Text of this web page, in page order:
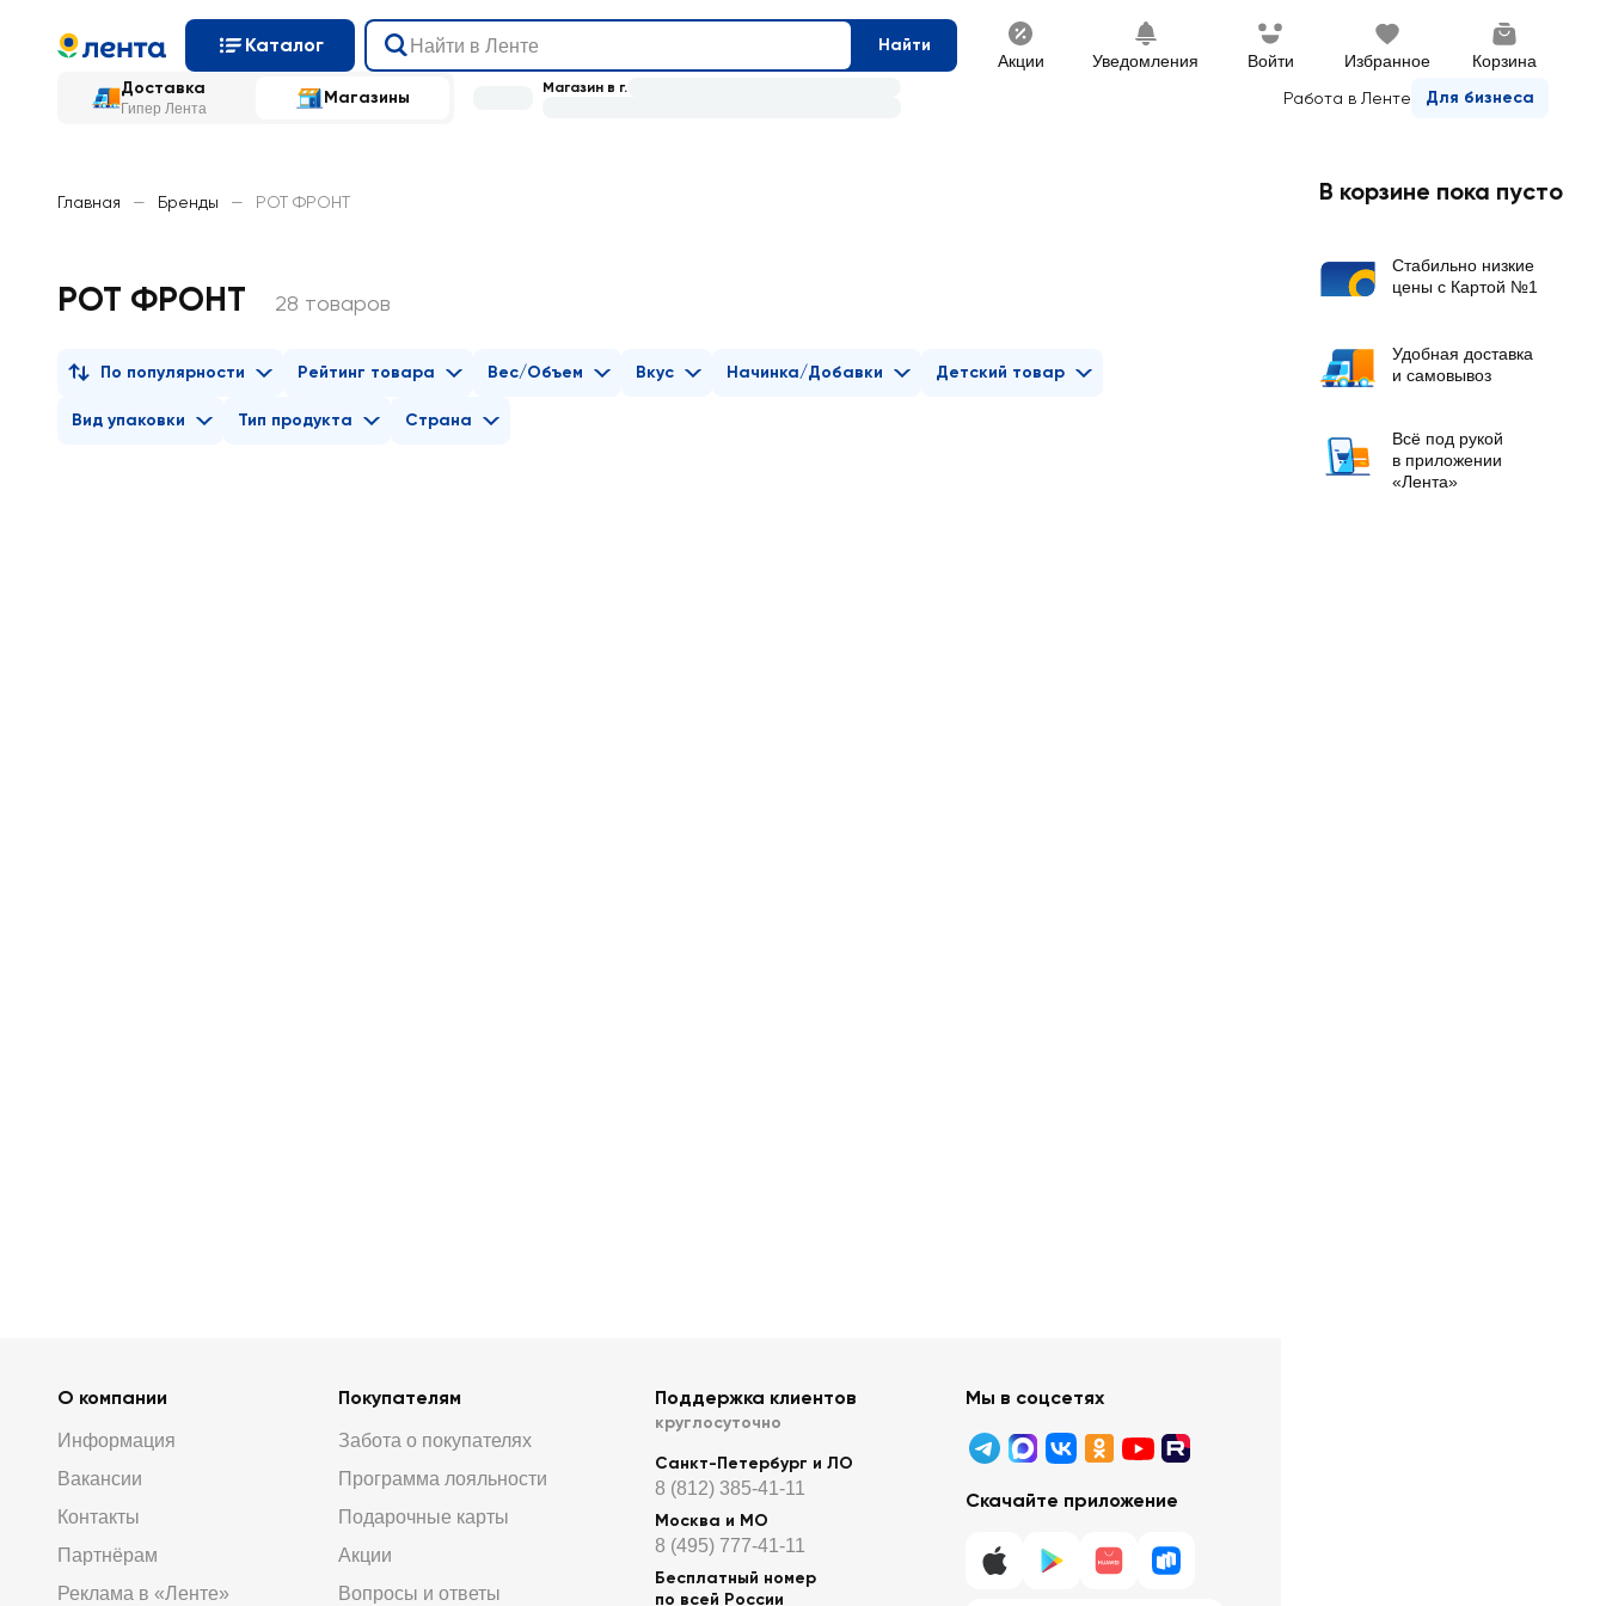
Каталог Найти
Акции Уведомления Войти Избранное Корзина
Доставка
Гипер Лента
Магазины Работа в Ленте Для бизнеса
Магазин в г.
Главная — Бренды — РОТ ФРОНТ
РОТ ФРОНТ 28 товаров
По популярности Рейтинг товара Вес/Объем Вкус Начинка/Добавки Детский товар
Вид упаковки Тип продукта Страна
О компании
Информация
Вакансии
Контакты
Партнёрам
Реклама в «Ленте»
Покупателям
Забота о покупателях
Программа лояльности
Подарочные карты
Акции
Вопросы и ответы
Поддержка клиентов
круглосуточно
Санкт-Петербург и ЛО
8 (812) 385-41-11
Москва и МО
8 (495) 777-41-11
Бесплатный номер
по всей России
Мы в соцсетях
Скачайте приложение
В корзине пока пусто
Стабильно низкие
цены с Картой №1
Удобная доставка
и самовывоз
Всё под рукой
в приложении
«Лента»